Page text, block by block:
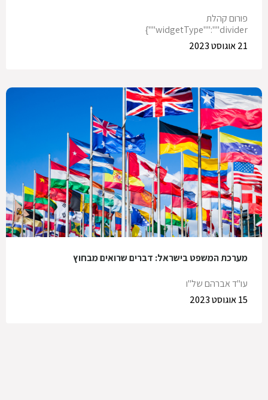
פורום קהלת
widgetType"":""divider""}
21 אוגוסט 2023
מערכת המשפט בישראל: דברים שרואים מבחוץ
עו"ד אברהם של"ו
15 אוגוסט 2023